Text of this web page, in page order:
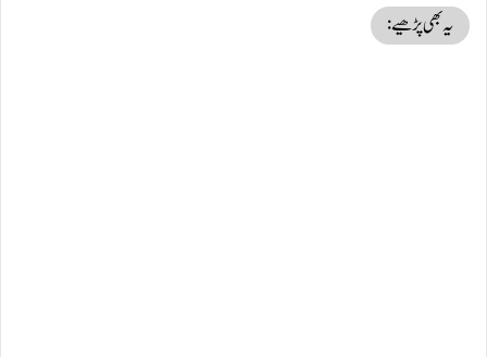
یہ بھی پڑھیے: